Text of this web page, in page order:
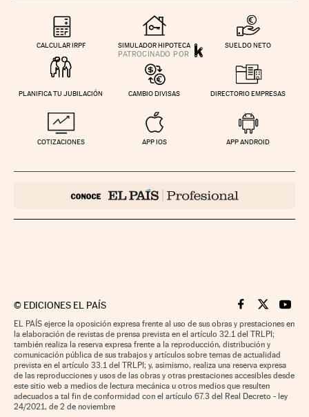
CALCULAR IRPF SIMULADOR HIPOTECA SUELDO NETO
PLANIFICA TU JUBILACIÓN CAMBIO DIVISAS DIRECTORIO EMPRESAS
COTIZACIONES APP IOS APP ANDROID
© EDICIONES EL PAÍS Cinco Días en
Cinco Días
Cinco
EL PAÍS ejerce la oposición expresa frente al uso de sus obras y prestaciones en
la elaboración de revistas de prensa prevista en el artículo 32.1 del TRLPI;
también realiza la reserva expresa frente a la reproducción, distribución y
comunicación pública de sus trabajos y artículos sobre temas de actualidad
prevista en el artículo 33.1 del TRLPI; y, asimismo, realiza una reserva expresa
de las reproducciones y usos de las obras y otras prestaciones accesibles desde
este sitio web a medios de lectura mecánica u otros medios que resulten
adecuados a tal fin de conformidad con el artículo 67.3 del Real Decreto - ley
24/2021, de 2 de noviembre